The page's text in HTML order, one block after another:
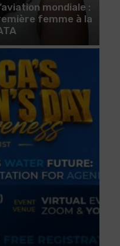
mondiale :
femme à la